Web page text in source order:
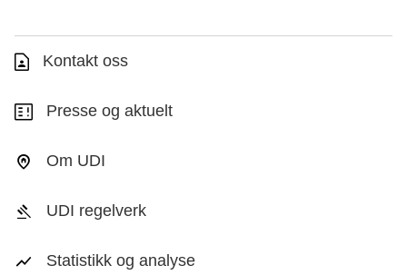
Kontakt oss
Presse og aktuelt
Om UDI
UDI regelverk
Statistikk og analyse